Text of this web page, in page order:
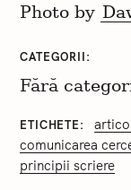
Photo by
CATEGORII
Fără
ETICHETE
comunicarea
principii scriere